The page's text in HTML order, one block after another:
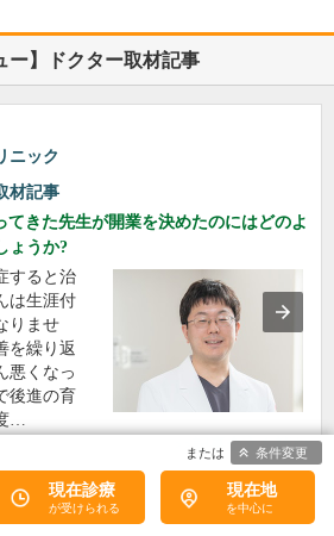
ー】ドクター取材記事
ニック
材記事
きた先生が開業を決めたのにはどのよ
ょうか?
すると治
は生涯付
りませ
を繰り返
悪くなっ
後進の育
…
>>記事全文を読む
現在診療 現在地
条件変更